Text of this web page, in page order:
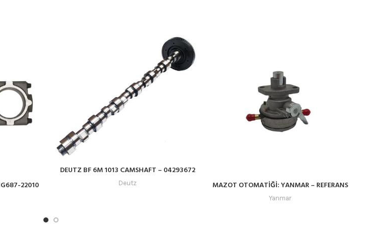
22010
DEUTZ BF 6M 1013 CAMSHAFT – 04293672
Deutz MAZOT OTOMATİĞİ: YANMAR – REFERANS
NO: 119225-52102
Yanmar